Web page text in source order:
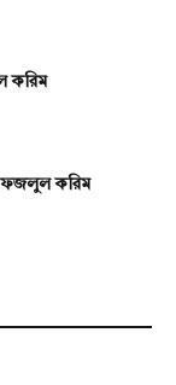
করিম
ফজলুল করিম